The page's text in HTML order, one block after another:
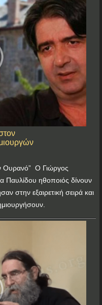
Ουρανό” Ο Γιώργος
Παυλίδου ηθοποιός δίνουν
στην εξαιρετική σειρά και